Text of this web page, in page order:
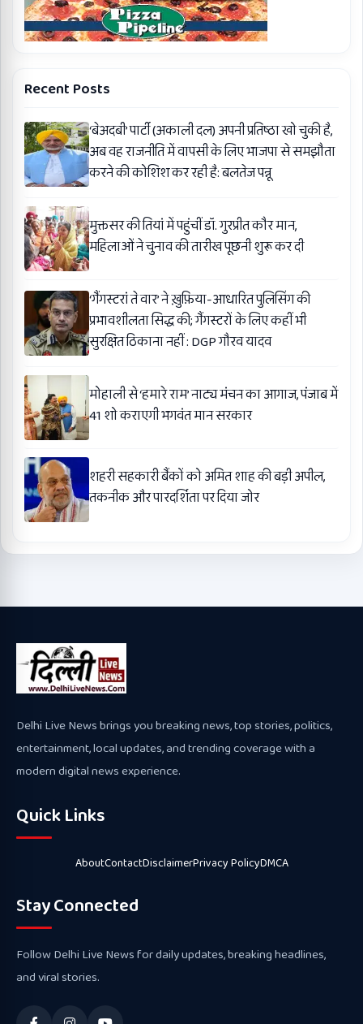
Recent Posts
‘बेअदबी’ पार्टी (अकाली दल) अपनी प्रतिष्ठा खो चुकी है,
अब वह राजनीति में वापसी के लिए भाजपा से समझौता
करने की कोशिश कर रही है: बलतेज पन्नू
मुक्तसर की तियां में पहुंचीं डॉ. गुरप्रीत कौर मान,
महिलाओं ने चुनाव की तारीख पूछनी शुरू कर दी
‘गैंगस्टरां ते वार’ ने ख़ुफ़िया-आधारित पुलिसिंग की
प्रभावशीलता सिद्ध की; गैंगस्टरों के लिए कहीं भी
सुरक्षित ठिकाना नहीं : DGP गौरव यादव
मोहाली से ‘हमारे राम’ नाट्य मंचन का आगाज, पंजाब में
41 शो कराएगी भगवंत मान सरकार
शहरी सहकारी बैंकों को अमित शाह की बड़ी अपील,
तकनीक और पारदर्शिता पर दिया जोर
Delhi Live News brings you breaking news, top stories, politics,
entertainment, local updates, and trending coverage with a
modern digital news experience.
Quick Links
AboutContactDisclaimerPrivacy PolicyDMCA
Stay Connected
Follow Delhi Live News for daily updates, breaking headlines,
and viral stories.